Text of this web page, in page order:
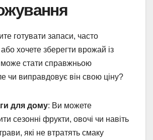
готувати запаси, часто
хочете зберегти врожай із
стати справжньою
чи виправдовує він свою ціну?
для дому: Ви можете
сезонні фрукти, овочі чи навіть
які не втратять смаку